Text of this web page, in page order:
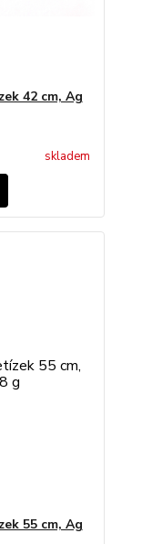
42 cm, Ag
skladem
55 cm, Ag